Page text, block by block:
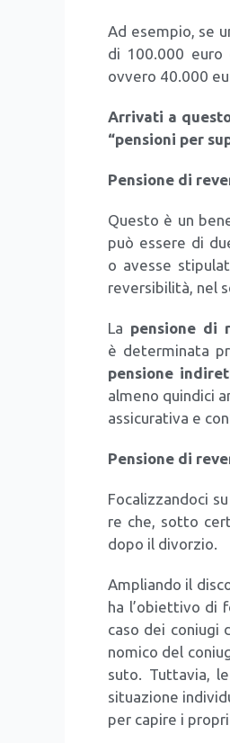
Ad esem­pio, se
di 100.000 euro
ovve­ro 40.000
Arri­va­ti a
“pen­sio­ni per
Pen­sio­ne di
Que­sto è un
può esse­re di
o aves­se
rever­si­bi­li­tà, nel
La pen­sio­ne di
è deter­mi­na­ta
pen­sio­ne
alme­no quin­di­ci
assi­cu­ra­ti­va e
Pen­sio­ne di
Foca­liz­zan­do­ci
re che, sot­to
dopo il divor­zio.
Amplian­do il
ha l’o­biet­ti­vo di
caso dei coniu­gi
no­mi­co del
su­to. Tut­ta­via,
situa­zio­ne
per capi­re i